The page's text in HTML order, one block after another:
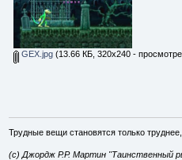
GEX.jpg(13.66 КБ, 320x240 -
Трудные вещи становятся только
(с) Джордж Р.Р. Мартин "Таинственный